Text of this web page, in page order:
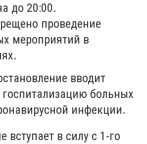
до 20:00.
проведение
мероприятий в
вводит
госпитализацию больных
инфекции.
вступает в силу с 1-го